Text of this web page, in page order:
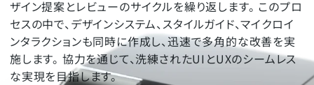
ザイン提案とレビューのサイクルを繰り返します。 このプロ
セスの中で、デザインシステム、スタイルガイド、マイクロイ
ンタラクションも同時に作成し、迅速で多角的な改善を実
施します。 協力を通じて、洗練されたUIとUXのシームレス
な実現を目指します。